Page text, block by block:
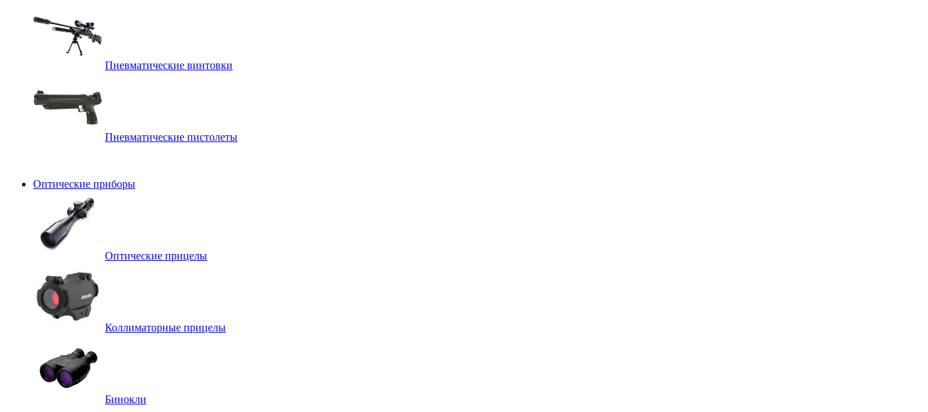
Пневматические винтовки
Пневматические пистолеты
Оптические приборы
Оптические прицелы
Коллиматорные прицелы
Бинокли